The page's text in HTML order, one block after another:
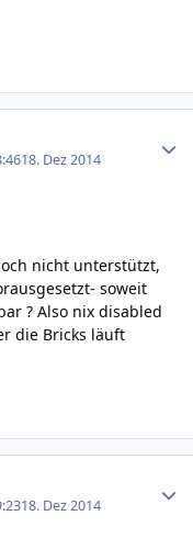
18. Dez 2014
nicht unterstützt,
soweit
? Also nix disabled
die Bricks läuft
18. Dez 2014